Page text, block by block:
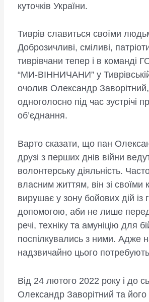
куточків України.
Тиврів славиться своїми
Доброзичливі, сміливі,
тиврівчани тепер і в команді
“МИ-ВІННИЧАНИ” у
очолив Олександр
одноголосно під час зустрічі
об’єднання.
Варто сказати, що пан
друзі з перших днів війни
волонтерську діяльність.
власним життям, він зі своїми
вирушає у зону бойових дій із
допомогою, аби не лише
речі, техніку та амуніцію для
поспілкувались з ними. Адже
надзвичайно цього
Від 24 лютого 2022 року і до
Олександр Заворітний та його